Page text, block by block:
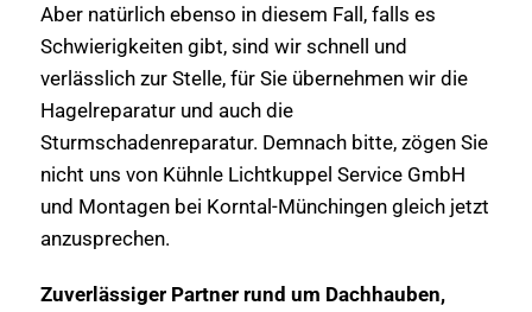
Aber natürlich ebenso in diesem Fall, falls es
Schwierigkeiten gibt, sind wir schnell und
verlässlich zur Stelle, für Sie übernehmen wir die
Hagelreparatur und auch die
Sturmschadenreparatur. Demnach bitte, zögen Sie
nicht uns von Kühnle Lichtkuppel Service GmbH
und Montagen bei Korntal-Münchingen gleich jetzt
anzusprechen.
Zuverlässiger Partner rund um Dachhauben,